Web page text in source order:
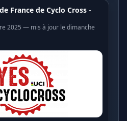
France de Cyclo Cross -
2025 — mis à jour le dimanche